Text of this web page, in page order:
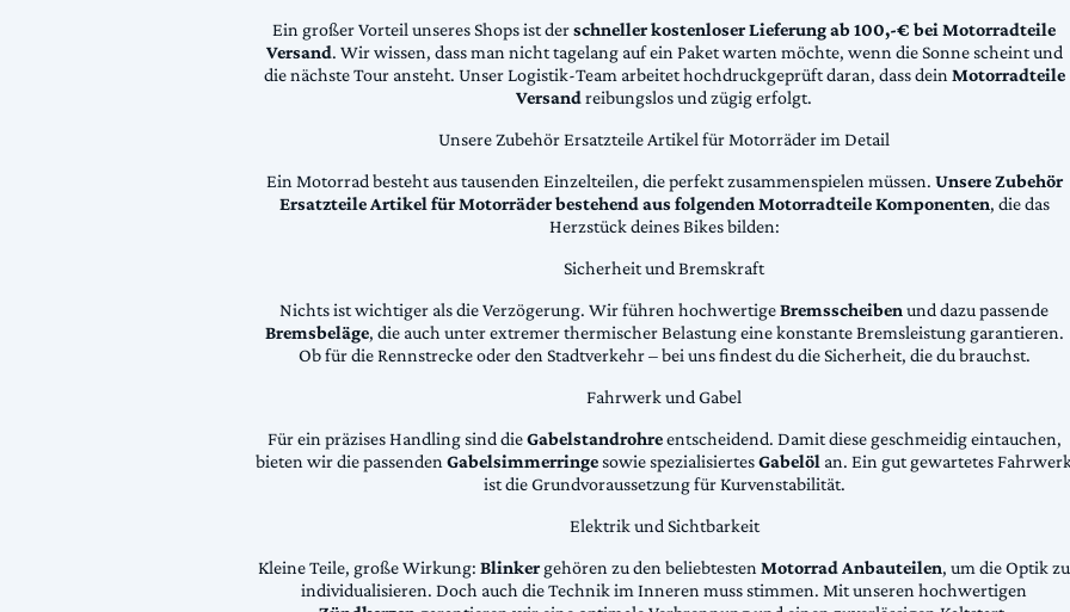
Ein großer Vorteil unseres Shops ist derschneller kostenloser Lieferung ab 100,-€ bei Motorradteile
Versand. Wir wissen, dass man nicht tagelang auf ein Paket warten möchte, wenn die Sonne scheint und
die nächste Tour ansteht. Unser Logistik-Team arbeitet hochdruckgeprüft daran, dass deinMotorradteile
Versandreibungslos und zügig erfolgt.
Unsere Zubehör Ersatzteile Artikel für Motorräder im Detail
Ein Motorrad besteht aus tausenden Einzelteilen, die perfekt zusammenspielen müssen. Unsere Zubehör
Ersatzteile Artikel für Motorräder bestehend aus folgenden Motorradteile Komponenten, die das
Herzstück deines Bikes bilden:
Sicherheit und Bremskraft
Nichts ist wichtiger als die Verzögerung. Wir führen hochwertigeBremsscheibenund dazu passende
Bremsbeläge, die auch unter extremer thermischer Belastung eine konstante Bremsleistung garantieren.
Ob für die Rennstrecke oder den Stadtverkehr – bei uns findest du die Sicherheit, die du brauchst.
Fahrwerk und Gabel
Für ein präzises Handling sind dieGabelstandrohreentscheidend. Damit diese geschmeidig eintauchen,
bieten wir die passendenGabelsimmerringesowie spezialisiertesGabelöl an. Ein gut gewartetes
ist die Grundvoraussetzung für Kurvenstabilität.
Elektrik und Sichtbarkeit
Kleine Teile, große Wirkung: Blinker gehören zu den beliebtestenMotorrad Anbauteilen, um die Optik zu
individualisieren. Doch auch die Technik im Inneren muss stimmen. Mit unseren hochwertigen